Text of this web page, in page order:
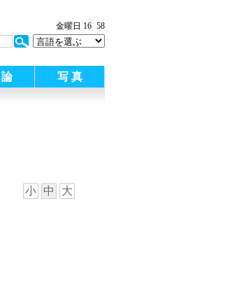
金曜日 16 58
写 真
小 中 大